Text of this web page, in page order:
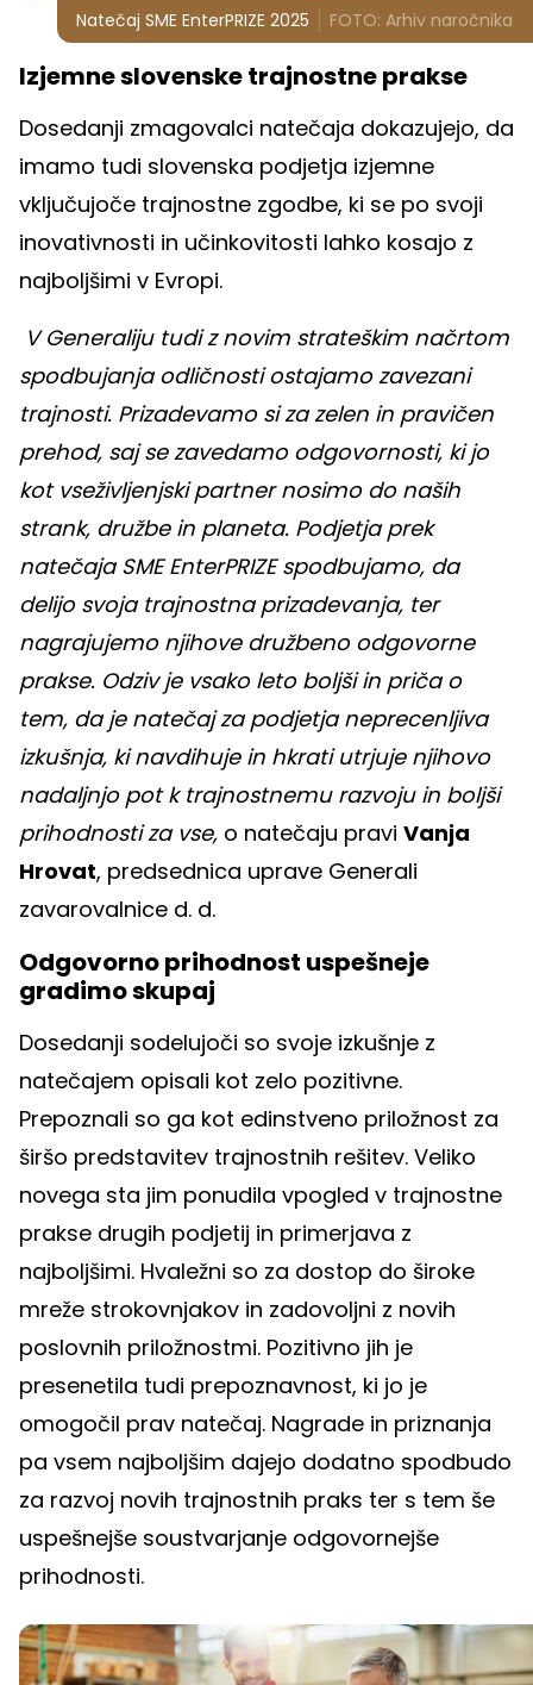
Natečaj SME EnterPRIZE 2025 FOTO: Arhiv naročnika
Izjemne slovenske trajnostne prakse
Dosedanji zmagovalci natečaja dokazujejo, da
imamo tudi slovenska podjetja izjemne
vključujoče trajnostne zgodbe, ki se po svoji
inovativnosti in učinkovitosti lahko kosajo z
najboljšimi v Evropi.
V Generaliju tudi z novim strateškim načrtom
spodbujanja odličnosti ostajamo zavezani
trajnosti. Prizadevamo si za zelen in pravičen
prehod, saj se zavedamo odgovornosti, ki jo
kot vseživljenjski partner nosimo do naših
strank, družbe in planeta. Podjetja prek
natečaja SME EnterPRIZE spodbujamo, da
delijo svoja trajnostna prizadevanja, ter
nagrajujemo njihove družbeno odgovorne
prakse. Odziv je vsako leto boljši in priča o
tem, da je natečaj za podjetja neprecenljiva
izkušnja, ki navdihuje in hkrati utrjuje njihovo
nadaljnjo pot k trajnostnemu razvoju in boljši
prihodnosti za vse, o natečaju pravi Vanja
Hrovat, predsednica uprave Generali
zavarovalnice d. d.
Odgovorno prihodnost uspešneje
gradimo skupaj
Dosedanji sodelujoči so svoje izkušnje z
natečajem opisali kot zelo pozitivne.
Prepoznali so ga kot edinstveno priložnost za
širšo predstavitev trajnostnih rešitev. Veliko
novega sta jim ponudila vpogled v trajnostne
prakse drugih podjetij in primerjava z
najboljšimi. Hvaležni so za dostop do široke
mreže strokovnjakov in zadovoljni z novih
poslovnih priložnostmi. Pozitivno jih je
presenetila tudi prepoznavnost, ki jo je
omogočil prav natečaj. Nagrade in priznanja
pa vsem najboljšim dajejo dodatno spodbudo
za razvoj novih trajnostnih praks ter s tem še
uspešnejše soustvarjanje odgovornejše
prihodnosti.